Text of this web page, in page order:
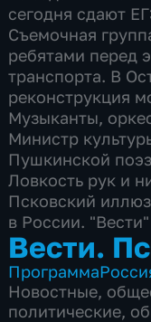
сегодня сдают
Съемочная
ребятами перед
транспорта. В
реконструкция
Музыканты,
Министр
Пушкинской
Ловкость рук и
Псковский
в России.
Вести.
Программа
Новостные,
политические,